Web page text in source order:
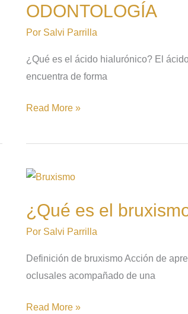
ODONTOLOGÍA
Por Salvi Parrilla
¿Qué es el ácido hialurónico? El
encuentra de forma
EN
Read More »
¿Qué es el
Por Salvi Parrilla
Definición de bruxismo Acción de
oclusales acompañado de una
¿Qué
el
bruxismo?
Read More »